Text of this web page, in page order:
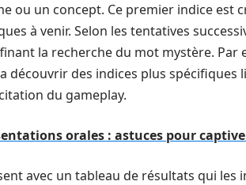
ou un concept. Ce premier indice est
à venir. Selon les tentatives
la recherche du mot mystère. Par
découvrir des indices plus spécifiques
du gameplay.
orales : astuces pour
avec un tableau de résultats qui